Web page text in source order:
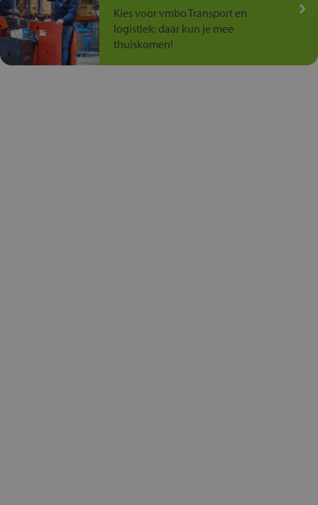
Kies voor vmbo Transport en
logistiek: daar kun je mee
thuiskomen!